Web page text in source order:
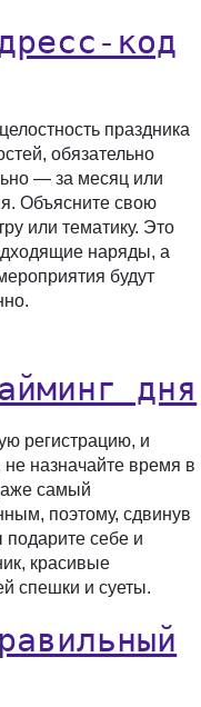
код
праздника
обязательно
— за месяц или
Объясните свою
или тематику. Это
наряды, а
будут
дня
регистрацию, и
назначайте время в
самый
поэтому, сдвинув
себе и
красивые
спешки и суеты.